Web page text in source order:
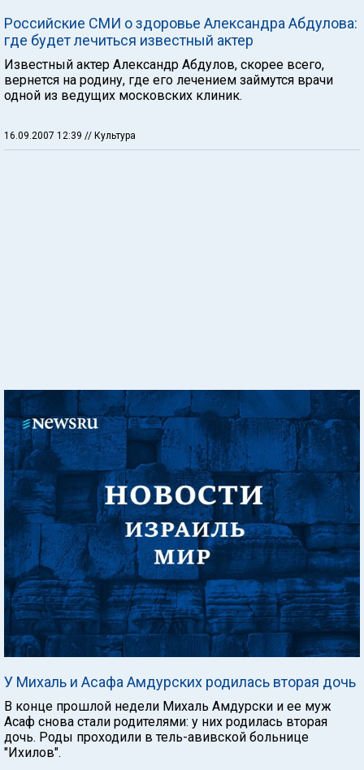
Российские СМИ о здоровье Александра Абдулова:
где будет лечиться известный актер
Известный актер Александр Абдулов, скорее всего,
вернется на родину, где его лечением займутся врачи
одной из ведущих московских клиник.
16.09.2007 12:39 // Культура
У Михаль и Асафа Амдурских родилась вторая дочь
В конце прошлой недели Михаль Амдурски и ее муж
Асаф снова стали родителями: у них родилась вторая
дочь. Роды проходили в тель-авивской больнице
"Ихилов".